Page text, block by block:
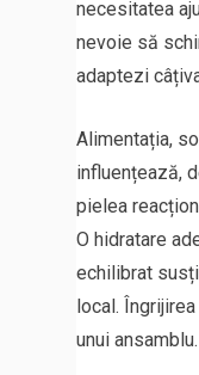
necesitatea
nevoie să
adaptezi
Alimentația,
influențează,
pielea
O hidratare
echilibrat
local.
unui ansamblu.